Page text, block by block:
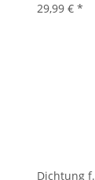
29,99 € *
Dichtung f.